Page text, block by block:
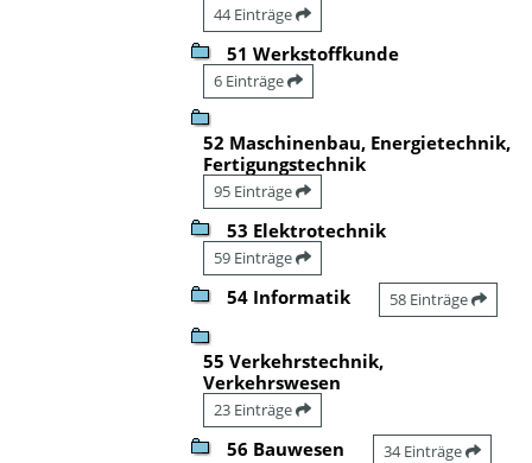
44 Einträge
51 Werkstoffkunde
6 Einträge
52 Maschinenbau, Energietechnik,
Fertigungstechnik
95 Einträge
53 Elektrotechnik
59 Einträge
54 Informatik 58 Einträge
55 Verkehrstechnik,
Verkehrswesen
23 Einträge
56 Bauwesen 34 Einträge